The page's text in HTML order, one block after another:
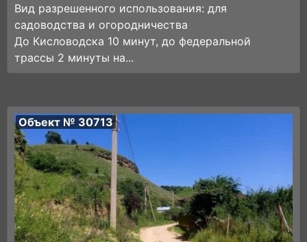
Вид разрешенного использования: для
садоводства и огородничества
До Кисловодска 10 минут, до федеральной
трассы 2 минуты на...
Объект № 30713